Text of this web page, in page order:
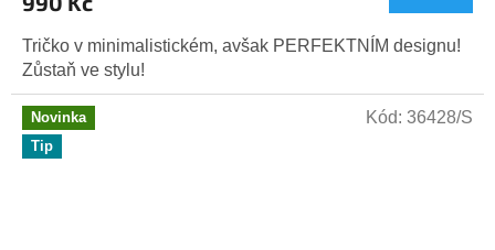
Tričko v minimalistickém, avšak PERFEKTNÍM designu!
Zůstaň ve stylu!
Novinka
Tip
Kód: 36428/S